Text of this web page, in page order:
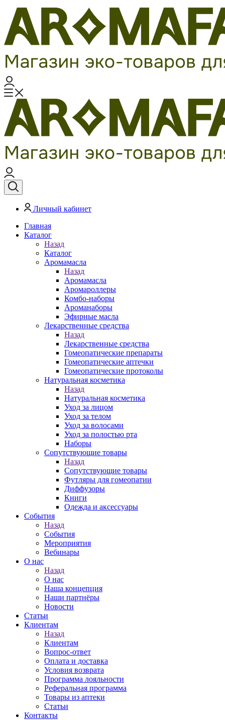
Личный кабинет
Главная
Каталог
Назад
Каталог
Аромамасла
Назад
Аромамасла
Аромароллеры
Комбо-наборы
Ароманаборы
Эфирные масла
Лекарственные средства
Назад
Лекарственные средства
Гомеопатические препараты
Гомеопатические аптечки
Гомеопатические протоколы
Натуральная косметика
Назад
Натуральная косметика
Уход за лицом
Уход за телом
Уход за волосами
Уход за полостью рта
Наборы
Сопутствующие товары
Назад
Сопутствующие товары
Футляры для гомеопатии
Диффузоры
Книги
Одежда и аксессуары
События
Назад
События
Мероприятия
Вебинары
О нас
Назад
О нас
Наша концепция
Наши партнёры
Новости
Статьи
Клиентам
Назад
Клиентам
Вопрос-ответ
Оплата и доставка
Условия возврата
Программа лояльности
Реферальная программа
Товары из аптеки
Статьи
Контакты